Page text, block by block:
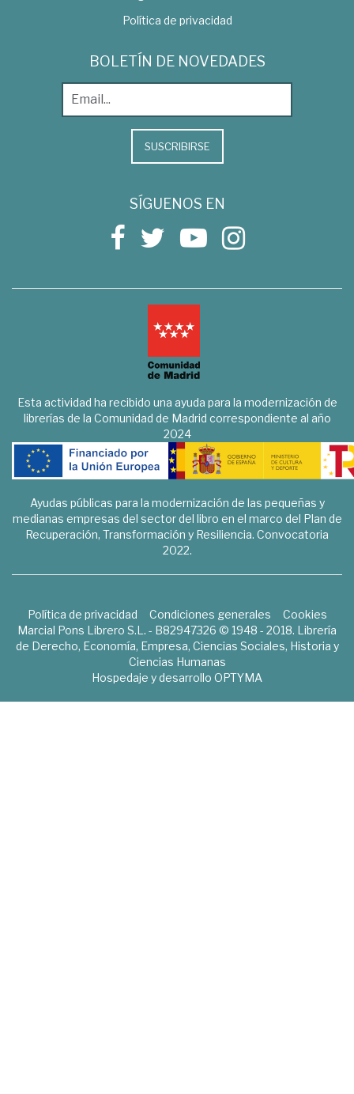
Política de privacidad
BOLETÍN DE NOVEDADES
SUSCRIBIRSE
SÍGUENOS EN
Esta actividad ha recibido una ayuda para la modernización de
librerías de la Comunidad de Madrid correspondiente al año
2024
Ayudas públicas para la modernización de las pequeñas y
medianas empresas del sector del libro en el marco del Plan de
Recuperación, Transformación y Resiliencia. Convocatoria
2022.
Política de privacidad Condiciones generales
Cookies
Marcial Pons Librero S.L. - B82947326 © 1948 - 2018. Librería
de Derecho, Economía, Empresa, Ciencias Sociales, Historia y
Ciencias Humanas
Hospedaje y desarrollo OPTYMA